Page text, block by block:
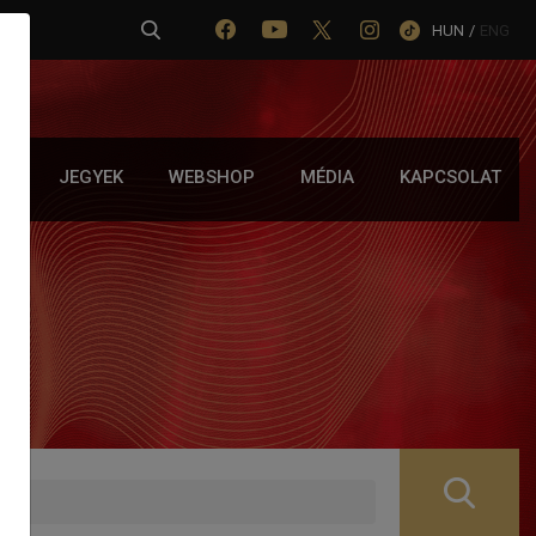
HUN / ENG
JEGYEK WEBSHOP MÉDIA KAPCSOLAT